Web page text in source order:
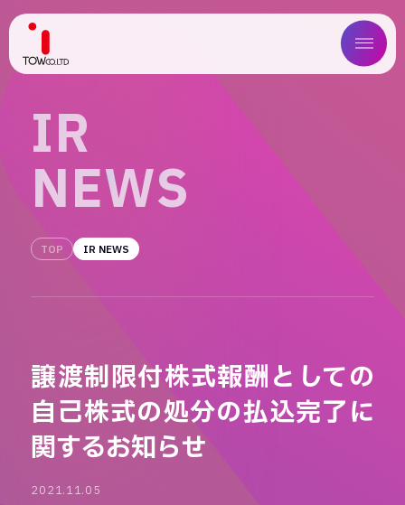
ABOUT US
WORKS
COMPANY
IR
IR
NEWS
TOP IR NEWS
譲渡制限付株式報酬としての
自己株式の処分の払込完了に
関するお知らせ
2021.11.05